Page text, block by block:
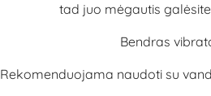
tad juo mėgautis
Bendras
Rekomenduojama naudoti su